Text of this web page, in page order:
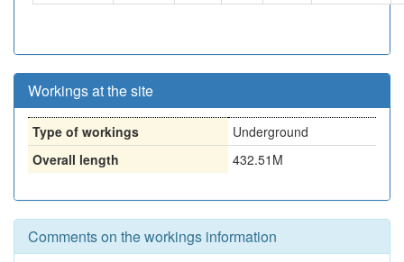
Workings at the site
Type of workings
Underground
Overall length
432.51M
Comments on the workings information